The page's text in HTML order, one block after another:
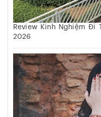
Review Kinh Nghiệm Đi
2026